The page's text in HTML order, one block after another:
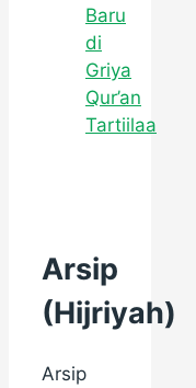
Baru
di
Griya
Qur’an
Tartiilaa
Arsip
(Hijriyah)
Arsip